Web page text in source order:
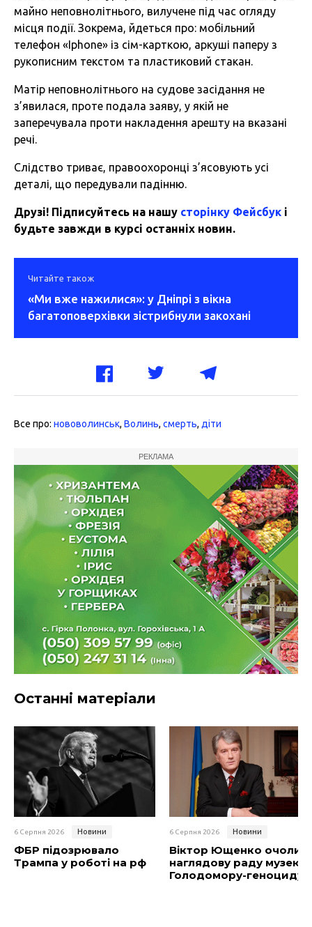
майно неповнолітнього, вилучене під час огляду
місця події. Зокрема, йдеться про: мобільний
телефон «Iphone» із сім-карткою, аркуші паперу з
рукописним текстом та пластиковий стакан.
Матір неповнолітнього на судове засідання не
з’явилася, проте подала заяву, у якій не
заперечувала проти накладення арешту на вказані
речі.
Слідство триває, правоохоронці з’ясовують усі
деталі, що передували падінню.
Друзі! Підписуйтесь на нашу сторінку Фейсбук і
будьте завжди в курсі останніх новин.
Читайте також
«Ми вже нажилися»: у Дніпрі з вікна
багатоповерхівки зістрибнули закохані
Все про: нововолинськ, Волинь, смерть, діти
РЕКЛАМА
Останні матеріали
6 Серпня 2026 Новини
ФБР підозрювало
Трампа у роботі на рф
6 Серпня 2026 Новини
Віктор Ющенко очолив
наглядову раду музею
Голодомору-геноциду